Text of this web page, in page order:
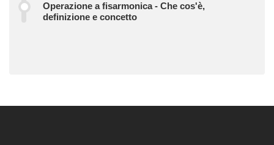
Operazione a fisarmonica - Che cos'è,
definizione e concetto